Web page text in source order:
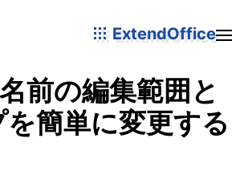
ExtendOffice
前の編集範囲と
簡単に変更する